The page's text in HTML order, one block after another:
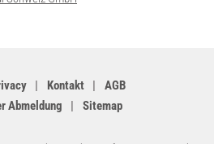
Kontakt
AGB
Abmeldung Sitemap